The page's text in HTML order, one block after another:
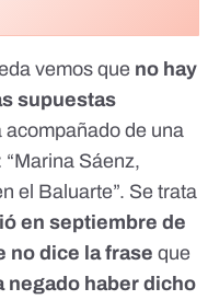
vemos que no hay
supuestas
acompañado de una
Sáenz,
el Baluarte”. Se trata
en septiembre de
no dice la frase que
negado haber dicho